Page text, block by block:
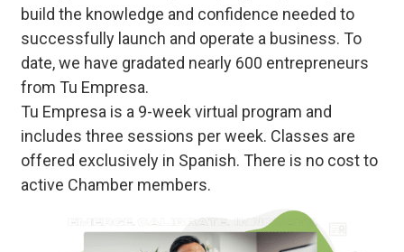
build the knowledge and confidence needed to
successfully launch and operate a business. To
date, we have gradated nearly 600 entrepreneurs
from Tu Empresa.
Tu Empresa is a 9-week virtual program and
includes three sessions per week. Classes are
offered exclusively in Spanish. There is no cost to
active Chamber members.